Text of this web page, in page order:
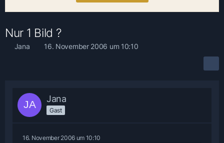
Nur 1 Bild ?
Jana 16. November 2006 um 10:10
Jana
Gast
16. November 2006 um 10:10